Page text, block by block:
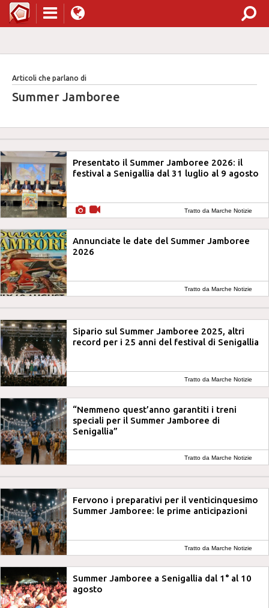
Articoli che parlano di
Summer Jamboree
Presentato il Summer Jamboree 2026: il
festival a Senigallia dal 31 luglio al 9 agosto
Tratto da Marche Notizie
Annunciate le date del Summer Jamboree
2026
Tratto da Marche Notizie
Sipario sul Summer Jamboree 2025, altri
record per i 25 anni del festival di Senigallia
Tratto da Marche Notizie
“Nemmeno quest’anno garantiti i treni
speciali per il Summer Jamboree di
Senigallia”
Tratto da Marche Notizie
Fervono i preparativi per il venticinquesimo
Summer Jamboree: le prime anticipazioni
Tratto da Marche Notizie
Summer Jamboree a Senigallia dal 1° al 10
agosto